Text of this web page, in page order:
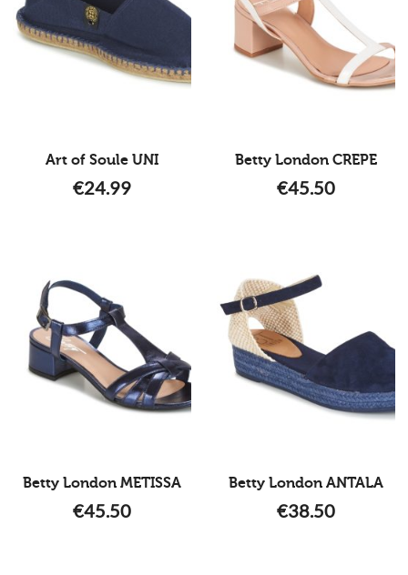
Art of Soule UNI
€24.99
Betty London CREPE
€45.50
Betty London METISSA
€45.50
Betty London ANTALA
€38.50